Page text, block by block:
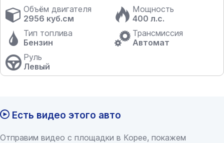
Объём двигателя
2956 куб.см
Мощность
400 л.с.
Тип топлива
Бензин
Трансмиссия
Автомат
Руль
Левый
Есть видео этого авто
Отправим видео с площадки в Корее, покажем